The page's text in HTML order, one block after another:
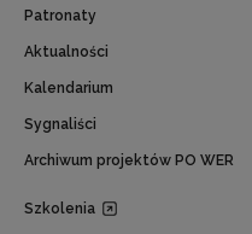
Patronaty
Aktualności
Kalendarium
Sygnaliści
Archiwum projektów PO WER
Szkolenia